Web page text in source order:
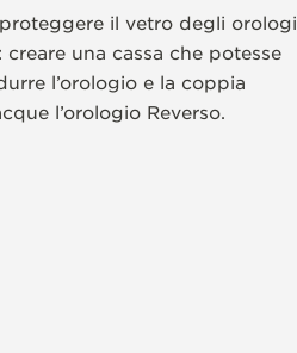
il vetro degli orologi
una cassa che potesse
l’orologio e la coppia
l’orologio Reverso.